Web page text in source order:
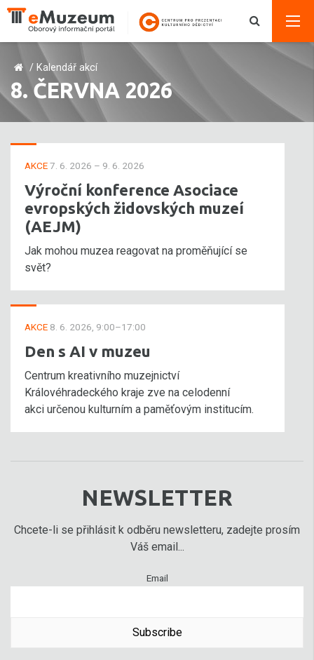
/ Kalendář akcí
8. ČERVNA 2026
AKCE7. 6. 2026 – 9. 6. 2026
Výroční konference Asociace
evropských židovských muzeí
(AEJM)
Jak mohou muzea reagovat na proměňující se
svět?
AKCE 8. 6. 2026, 9:00–17:00
Den s AI v muzeu
Centrum kreativního muzejnictví
Královéhradeckého kraje zve na celodenní
akci určenou kulturním a paměťovým institucím.
NEWSLETTER
Chcete-li se přihlásit k odběru newsletteru, zadejte prosím
Váš email...
Email
Subscribe